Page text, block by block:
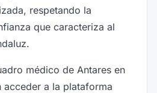
respetando la
que caracteriza al
médico de Antares en
acceder a la plataforma